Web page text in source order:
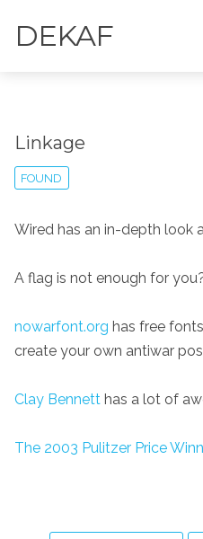
DEKAF
Linkage
FOUND
Wired has an in-depth look
A flag is not enough for
nowarfont.org has free
create your own antiwar
Clay Bennett has a lot of
The 2003 Pulitzer Price